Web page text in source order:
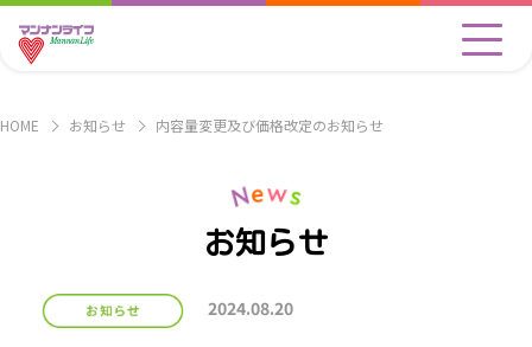
HOME お知らせ 内容量変更及び価格改定のお知らせ
お知らせ
2024.08.20